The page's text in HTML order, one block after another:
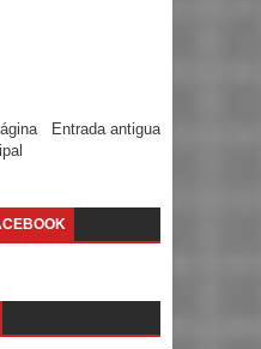
Entrada antigua